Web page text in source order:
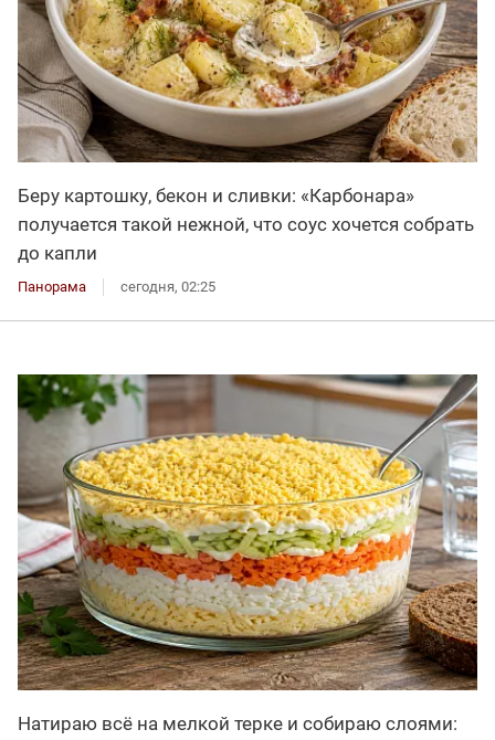
Беру картошку, бекон и сливки: «Карбонара»
получается такой нежной, что соус хочется собрать
до капли
Панорама сегодня, 02:25
Натираю всё на мелкой терке и собираю слоями: